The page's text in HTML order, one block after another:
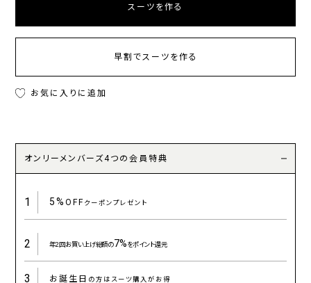
スーツを作る
早割でスーツを作る
お気に入りに追加
オンリーメンバーズ4つの会員特典
1 5%OFFクーポンプレゼント
2 年2回お買い上げ総額の7%をポイント還元
3 お誕生日 の方はスーツ購入がお得